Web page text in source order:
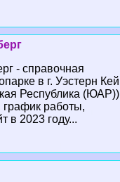
- справочная
в г. Уэстерн
Республика
работы,
в 2023 году...